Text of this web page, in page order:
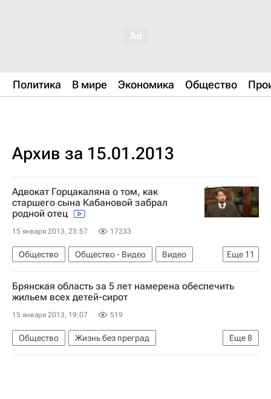
Политика В мире Экономика Общество
Архив за 15.01.2013
Адвокат Горцакаляна о том, как
старшего сына Кабановой забрал
родной отец
15 января 2013, 23:57 17233
Еще 11
Общество Общество - Видео
Видео
Эфир
Жизнь без преград
Украина
Москва
Центральный ФО
Европа
Весь мир
Ирина Кабанова
Расследование убийства Ирины Кабановой
Детские вопросы
Россия
Брянская область за 5 лет намерена обеспечить
жильем всех детей-сирот
15 января 2013, 19:07 519
Еще8
Общество
Жизнь без преград
Брянская область
Европа